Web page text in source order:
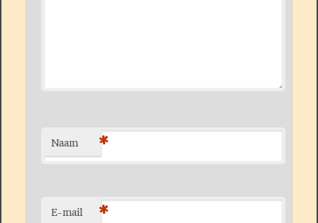
Naam *
E-mail *